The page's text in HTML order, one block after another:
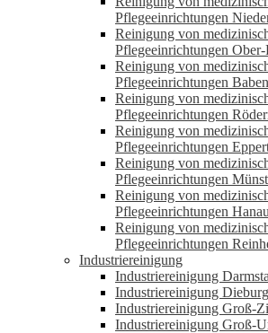
Pflegeeinrichtungen
Reinigung von
Pflegeeinrichtungen Ober-
Reinigung von
Pflegeeinrichtungen
Reinigung von
Pflegeeinrichtungen
Reinigung von
Pflegeeinrichtungen
Reinigung von
Pflegeeinrichtungen
Reinigung von
Pflegeeinrichtungen Hanau
Reinigung von
Pflegeeinrichtungen
Industriereinigung
Industriereinigung
Industriereinigung Dieburg
Industriereinigung Groß-
Industriereinigung Groß-